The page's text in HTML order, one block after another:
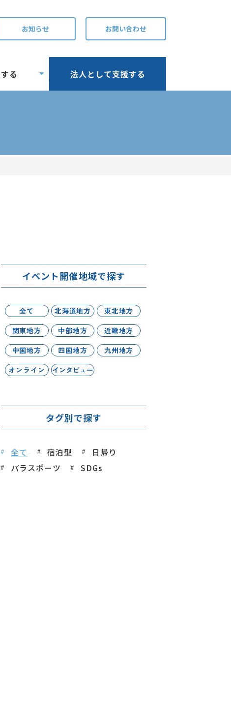
お知らせ お問い合わせ
る 法人として支援する
イベント開催地域で探す
全て 北海道地方
東北地方
関東地方
中部地方
近畿地方
中国地方
四国地方
九州地方
オンライン
インタビュー
タグ別で探す
全て 宿泊型
日帰り
パラスポーツ
SDGs